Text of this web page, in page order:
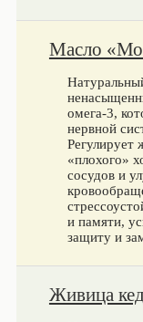
Масло
омега-3,
нервной
Регулирует
«плохого»
сосудов и
и памяти,
защиту и
Живица